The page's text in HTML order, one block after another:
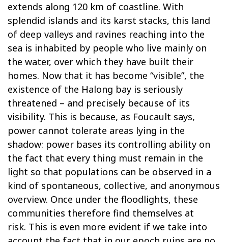
extends along 120 km of coastline. With
splendid islands and its karst stacks, this land
of deep valleys and ravines reaching into the
sea is inhabited by people who live mainly on
the water, over which they have built their
homes. Now that it has become “visible”, the
existence of the Halong bay is seriously
threatened – and precisely because of its
visibility. This is because, as Foucault says,
power cannot tolerate areas lying in the
shadow: power bases its controlling ability on
the fact that every thing must remain in the
light so that populations can be observed in a
kind of spontaneous, collective, and anonymous
overview. Once under the floodlights, these
communities therefore find themselves at
risk. This is even more evident if we take into